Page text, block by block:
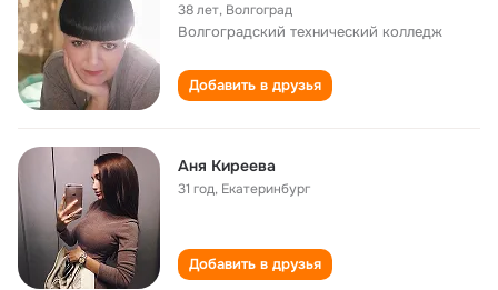
38 лет, Волгоград
Волгоградский технический колледж
Добавить в друзья
Аня Киреева
31 год, Екатеринбург
Добавить в друзья